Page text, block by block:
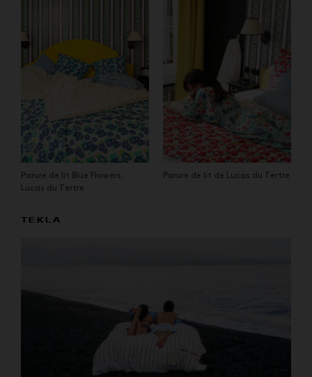
Parure de lit Blue Flowers,
Lucas du Tertre
Parure de lit de Lucas du Tertre
TEKLA